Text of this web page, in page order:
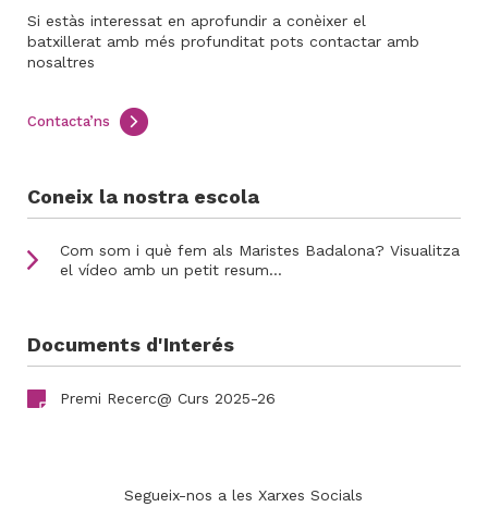
Si estàs interessat en aprofundir a conèixer el
batxillerat amb més profunditat pots contactar amb
nosaltres
Contacta’ns
Coneix la nostra escola
Com som i què fem als Maristes Badalona? Visualitza
el vídeo amb un petit resum…
Documents d'Interés
Premi Recerc@ Curs 2025-26
Segueix-nos a les Xarxes Socials